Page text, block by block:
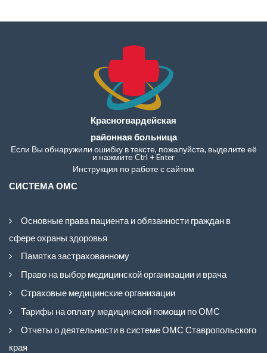
Красногвардейская
районная больница
Если Вы обнаружили ошибку в тексте, пожалуйста, выделите её
и нажмите Ctrl + Enter
Инструкция по работе с сайтом
СИСТЕМА ОМС
Основные права пациента и обязанности граждан в
сфере охраны здоровья
Памятка застрахованному
Право на выбор медицинской организации и врача
Страховые медицинские организации
Тарифы на оплату медицинской помощи по ОМС
Отчеты о деятельности в системе ОМС Ставропольского
края